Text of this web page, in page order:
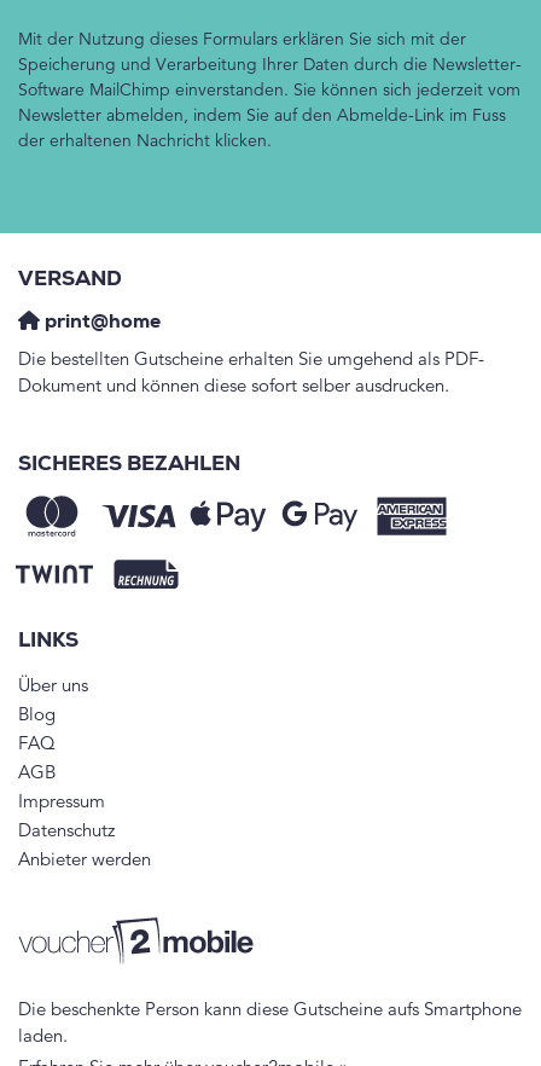
Mit der Nutzung dieses Formulars erklären Sie sich mit der
Speicherung und Verarbeitung Ihrer Daten durch die Newsletter-
Software MailChimp einverstanden. Sie können sich jederzeit vom
Newsletter abmelden, indem Sie auf den Abmelde-Link im Fuss
der erhaltenen Nachricht klicken.
VERSAND
print@home
Die bestellten Gutscheine erhalten Sie umgehend als PDF-
Dokument und können diese sofort selber ausdrucken.
SICHERES BEZAHLEN
LINKS
Über uns
Blog
FAQ
AGB
Impressum
Datenschutz
Anbieter werden
Die beschenkte Person kann diese Gutscheine aufs Smartphone
laden.